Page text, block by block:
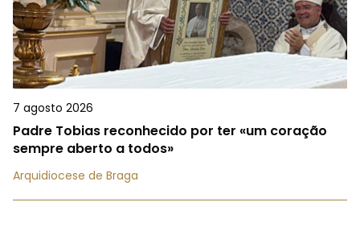
7 agosto 2026
Padre Tobias reconhecido por ter «um coração
sempre aberto a todos»
Arquidiocese de Braga